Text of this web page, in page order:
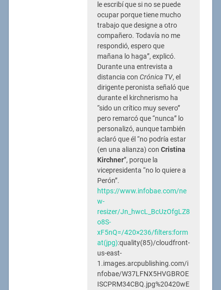
le escribí que si no se puede
ocupar porque tiene mucho
trabajo que designe a otro
compañero. Todavía no me
respondió, espero que
mañana lo haga”, explicó.
Durante una entrevista a
distancia con Crónica TV, el
dirigente peronista señaló que
durante el kirchnerismo ha
“sido un crítico muy severo”
pero remarcó que “nunca” lo
personalizó, aunque también
aclaró que él “no podría estar
(en una alianza) con Cristina
Kirchner”, porque la
vicepresidenta “no lo quiere a
Perón”.
https://www.infobae.com/ne
w-
resizer/Jn_hwcL_BcUzOfgLZ8
o8S-
xF5nQ=/420×236/filters:form
at(jpg):quality(85)/cloudfront-
us-east-
1.images.arcpublishing.com/i
nfobae/W37LFNX5HVGBROE
ISCPRM34CBQ.jpg%20420wE